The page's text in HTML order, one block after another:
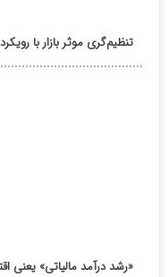
تنظیم‌گری موثر بازار با
«رشد درآمد مالیاتی» یعنی